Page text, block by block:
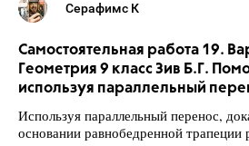
Серафимс К
Самостоятельная работа 19.
Геометрия 9 класс Зив Б.Г.
используя параллельный
Используя параллельный перенос,
основании равнобедренной